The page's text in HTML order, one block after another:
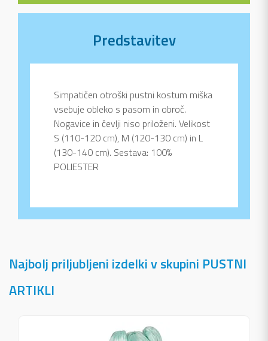
Predstavitev
Simpatičen otroški pustni kostum miška
vsebuje obleko s pasom in obroč.
Nogavice in čevlji niso priloženi. Velikost
S (110-120 cm), M (120-130 cm) in L
(130-140 cm). Sestava: 100%
POLIESTER
Najbolj priljubljeni izdelki v skupini PUSTNI
ARTIKLI